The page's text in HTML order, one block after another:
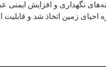
نگهداری و افزایش ایمنی
زمین اتخاذ شد و قابلیت